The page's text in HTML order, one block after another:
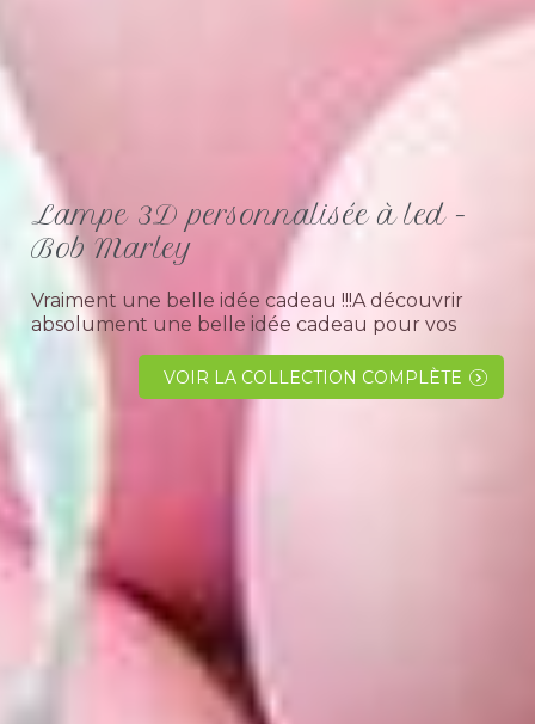
Lampe 3D personnalisée à led -
Bob Marley
Vraiment une belle idée cadeau !!!A découvrir
absolument une belle idée cadeau pour vos
évènements festifs comme anniversaire ou fêtes
de Noël. Lampe 3D personnalisée avec le
chanteur de reggea...
VOIR LA COLLECTION COMPLÈTE